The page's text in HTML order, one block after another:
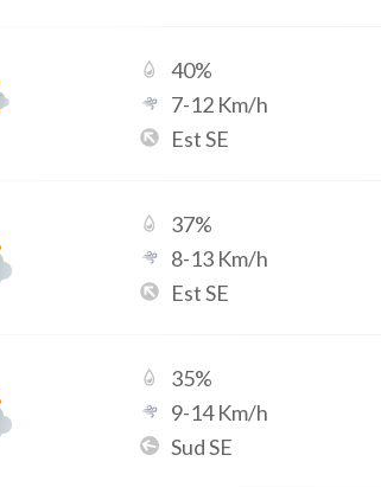
40%
7-12 Km/h
Est SE
37%
8-13 Km/h
Est SE
35%
9-14Km/h
Sud SE